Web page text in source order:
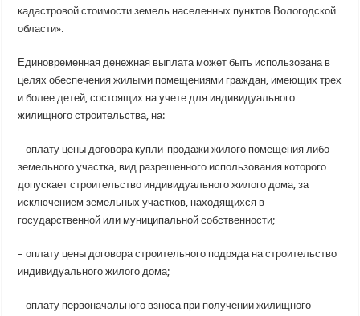
кадастровой стоимости земель населенных пунктов Вологодской
области».
Единовременная денежная выплата может быть использована в
целях обеспечения жилыми помещениями граждан, имеющих трех
и более детей, состоящих на учете для индивидуального
жилищного строительства, на:
– оплату цены договора купли-продажи жилого помещения либо
земельного участка, вид разрешенного использования которого
допускает строительство индивидуального жилого дома, за
исключением земельных участков, находящихся в
государственной или муниципальной собственности;
– оплату цены договора строительного подряда на строительство
индивидуального жилого дома;
– оплату первоначального взноса при получении жилищного